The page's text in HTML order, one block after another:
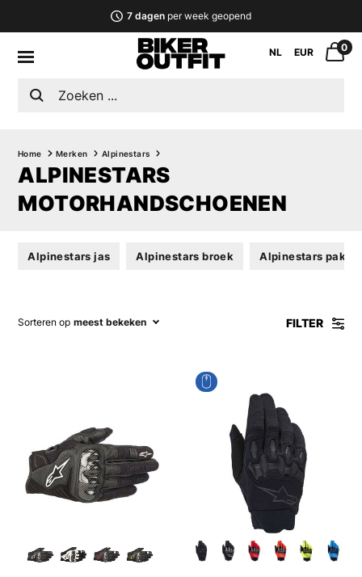
7 dagenper week geopend
NL EUR 0
Home Merken Alpinestars
ALPINESTARS
MOTORHANDSCHOENEN
Alpinestars jas Alpinestars broek Alpinestars pak
Sorteren op meest bekeken FILTER